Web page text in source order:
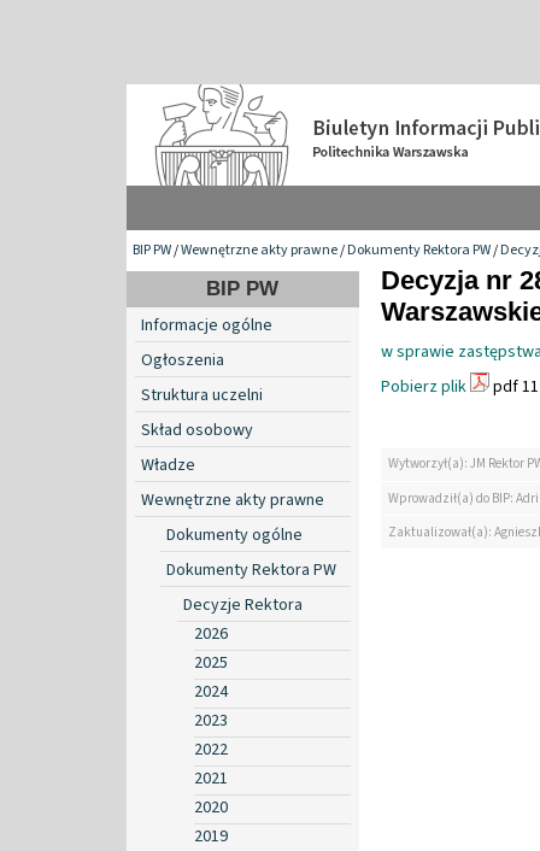
BIP PW/Wewnętrzne akty prawne/Dokumenty Rektora PW/
BIP PW
Informacje ogólne
Ogłoszenia
Struktura uczelni
Skład osobowy
Władze
Wewnętrzne akty prawne
Dokumenty ogólne
Dokumenty Rektora PW
Decyzje Rektora
2026
2025
2024
2023
2022
2021
2020
2019
Decyzja nr
w sprawie
Pobierz plik
pdf
Wytworzył(a): JM Rektor
Wprowadził(a) do BIP:
Zaktualizował(a):